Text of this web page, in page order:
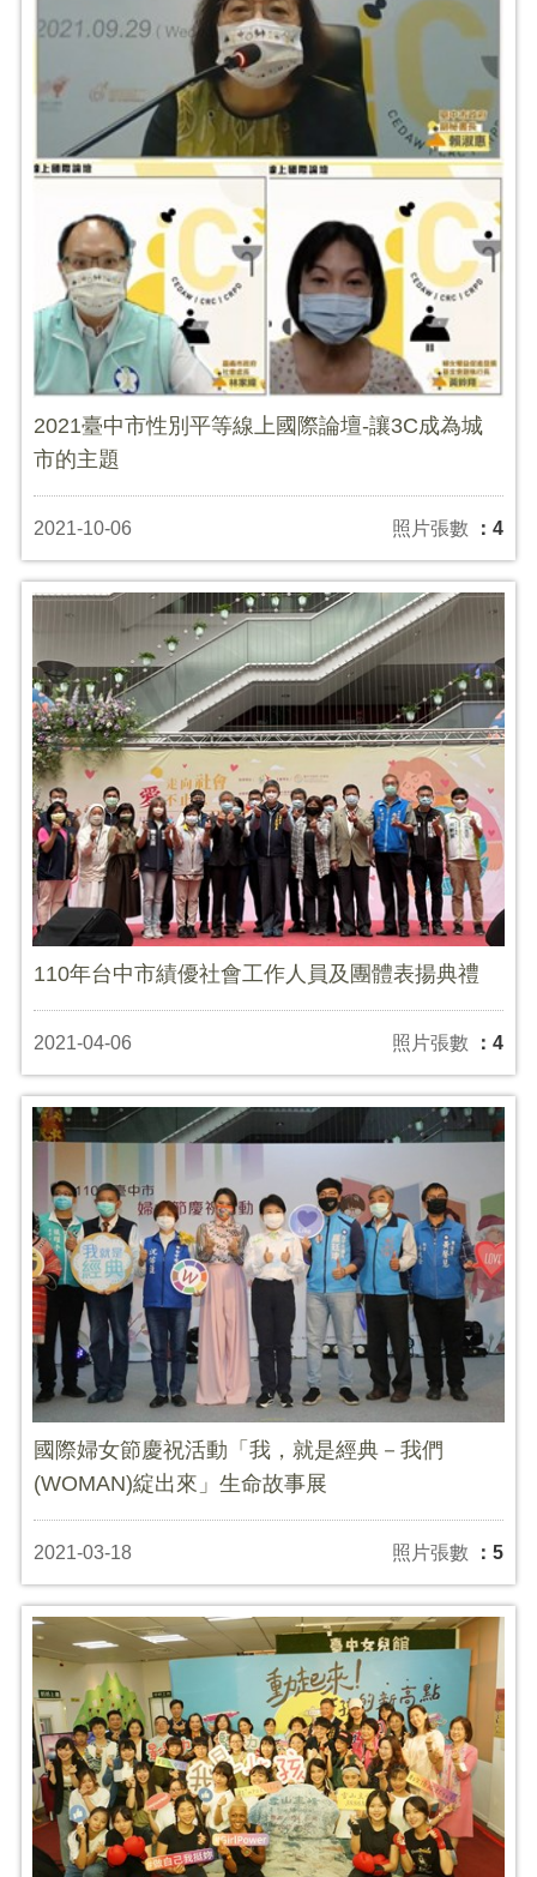
2021臺中市性別平等線上國際論壇-讓3C成為城
市的主題
2021-10-06 照片張數 ：4
110年台中市績優社會工作人員及團體表揚典禮
2021-04-06 照片張數 ：4
國際婦女節慶祝活動「我，就是經典－我們
(WOMAN)綻出來」生命故事展
2021-03-18 照片張數 ：5